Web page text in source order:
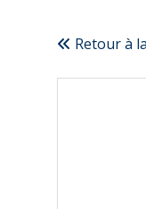
Retour à